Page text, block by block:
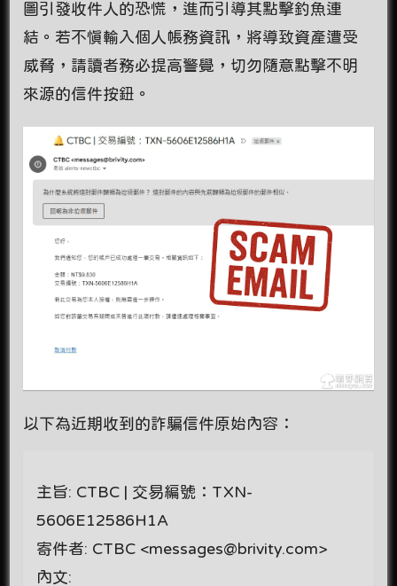
圖引發收件人的恐慌，進而引導其點擊釣魚連
結。若不慎輸入個人帳務資訊，將導致資產遭受
威脅，請讀者務必提高警覺，切勿隨意點擊不明
來源的信件按鈕。
以下為近期收到的詐騙信件原始內容：
主旨: CTBC | 交易編號：TXN-
5606E12586H1A
寄件者: CTBC <messages@brivity.com>
內文: